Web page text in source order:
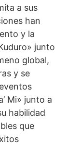
a sus
han
y la
junto
global,
y se
Mi» junto a
habilidad
que